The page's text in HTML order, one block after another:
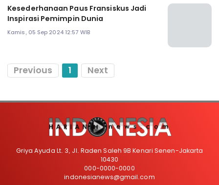
Kesederhanaan Paus Fransiskus Jadi
Inspirasi Pemimpin Dunia
Kamis, 05 Sep 2024 12:57 WIB
Previous 1 Next
Griya Ayuda Lt. 3, Jl. Raden Saleh 9B Kenari Senen-Jakarta
10430
000-0000-0000
indonesianews@gmail.com